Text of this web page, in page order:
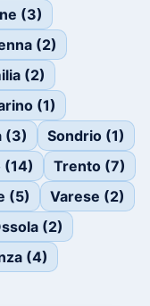
(3)
(2)
(2)
(1)
(3)
Sondrio (1)
(14)
Trento (7)
(5)
Varese (2)
(2)
(4)